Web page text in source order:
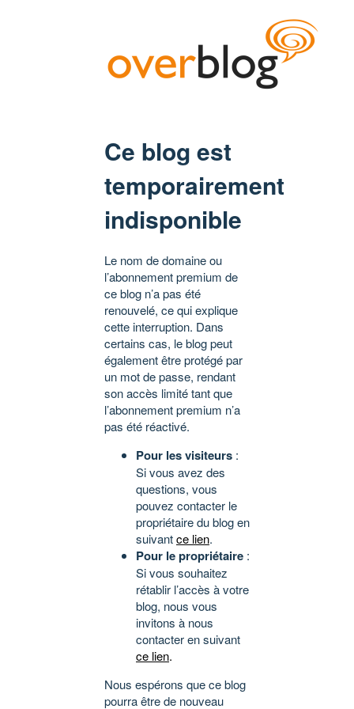
Ce blog est
temporairement
indisponible
Le nom de domaine ou
l’abonnement premium de
ce blog n’a pas été
renouvelé, ce qui explique
cette interruption. Dans
certains cas, le blog peut
également être protégé par
un mot de passe, rendant
son accès limité tant que
l’abonnement premium n’a
pas été réactivé.
Pour les visiteurs :
Si vous avez des
questions, vous
pouvez contacter le
propriétaire du blog en
suivantce lien.
Pour le propriétaire :
Si vous souhaitez
rétablir l’accès à votre
blog, nous vous
invitons à nous
contacter en suivant
ce lien.
Nous espérons que ce blog
pourra être de nouveau